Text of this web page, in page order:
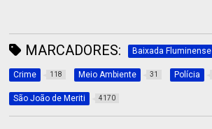
MARCADORES: Baixada Fluminense
Crime 118 Meio Ambiente 31 Polícia
São João de Meriti 4170